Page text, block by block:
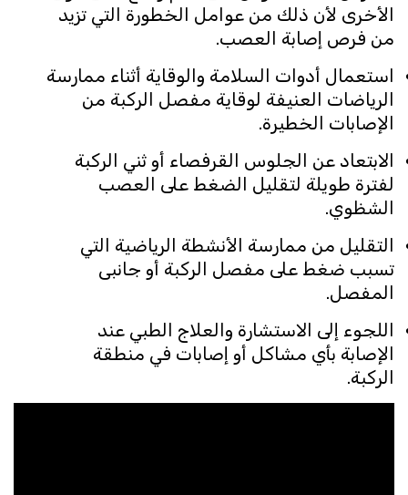
الأخرى لأن ذلك من عوامل الخطورة التي تزيد
من فرص إصابة العصب.
استعمال أدوات السلامة والوقاية أثناء ممارسة
الرياضات العنيفة لوقاية مفصل الركبة من
الإصابات الخطيرة.
الابتعاد عن الجلوس القرفصاء أو ثني الركبة
لفترة طويلة لتقليل الضغط على العصب
الشظوي.
التقليل من ممارسة الأنشطة الرياضية التي
تسبب ضغط على مفصل الركبة أو جانبى
المفصل.
اللجوء إلى الاستشارة والعلاج الطبي عند
الإصابة بأي مشاكل أو إصابات في منطقة
الركبة.